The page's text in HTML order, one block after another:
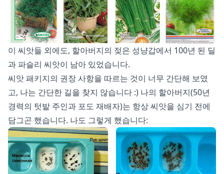
이 씨앗들 외에도, 할아버지의 젖은 성냥갑에서 100년 된 딜
과 파슬리 씨앗이 남아 있었습니다.
씨앗 패키지의 권장 사항을 따르는 것이 너무 간단해 보였
고, 나는 간단한 길을 찾지 않습니다 :) 나의 할아버지(50년
경력의 텃밭 주인과 포도 재배자)는 항상 씨앗을 심기 전에
담그곤 했습니다. 나도 그렇게 했습니다: